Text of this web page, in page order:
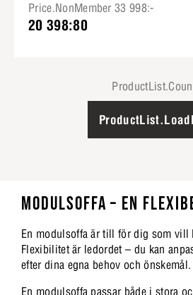
Price.NonMember 33 998:-
20 398:80
MODULSOFFA – EN
En modulsoffa är till för dig som vill
Flexibilitet är ledordet – du kan
efter dina egna behov och önskemål.
En modulsoffa passar både i stora